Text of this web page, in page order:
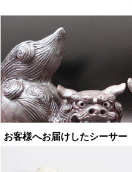
お客様へお届けしたシーサー